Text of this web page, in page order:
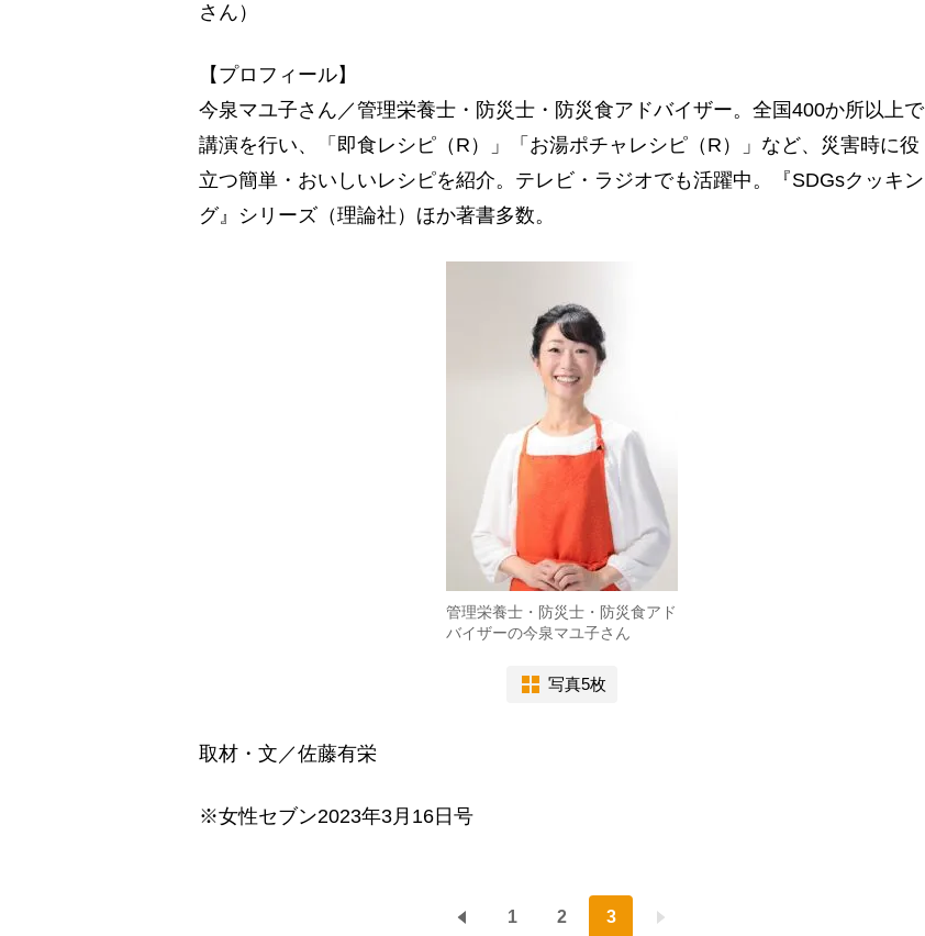
さん）
【プロフィール】
今泉マユ子さん／管理栄養士・防災士・防災食アドバイザー。全国400か所以上で
講演を行い、「即食レシピ（R）」「お湯ポチャレシピ（R）」など、災害時に役
立つ簡単・おいしいレシピを紹介。テレビ・ラジオでも活躍中。『SDGsクッキン
グ』シリーズ（理論社）ほか著書多数。
管理栄養士・防災士・防災食アド
バイザーの今泉マユ子さん
写真5枚
取材・文／佐藤有栄
※女性セブン2023年3月16日号
1 2 3